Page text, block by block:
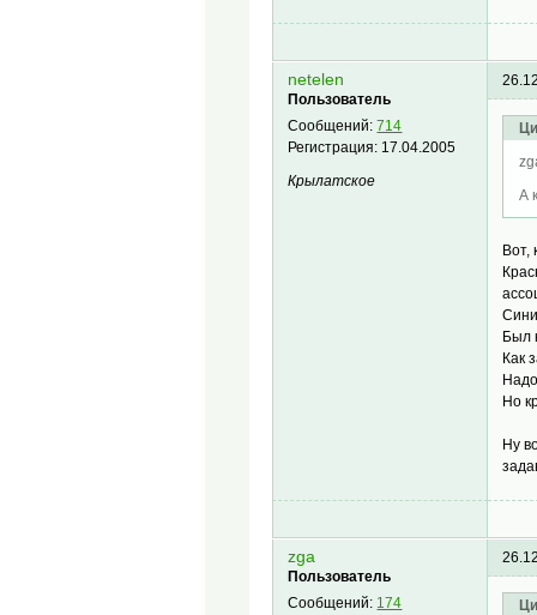
netelen
Пользователь
Сообщений:714
Регистрация: 17.04.2005
Крылатское
А
Вот,
Был
Как
Но
Ну
zga
Пользователь
Сообщений: 174